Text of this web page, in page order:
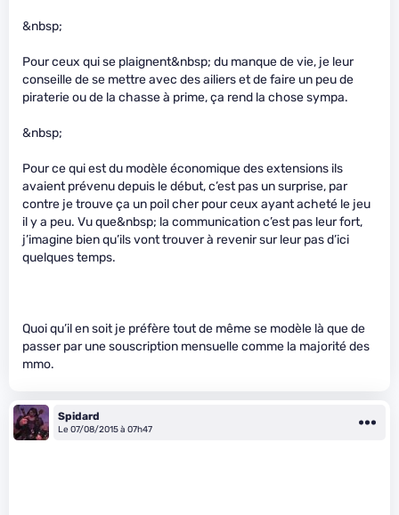
&nbsp;
Pour ceux qui se plaignent&nbsp; du manque de vie, je leur
conseille de se mettre avec des ailiers et de faire un peu de
piraterie ou de la chasse à prime, ça rend la chose sympa.
&nbsp;
Pour ce qui est du modèle économique des extensions ils
avaient prévenu depuis le début, c’est pas un surprise, par
contre je trouve ça un poil cher pour ceux ayant acheté le jeu
il y a peu. Vu que&nbsp; la communication c’est pas leur fort,
j’imagine bien qu’ils vont trouver à revenir sur leur pas d’ici
quelques temps.
Quoi qu’il en soit je préfère tout de même se modèle là que de
passer par une souscription mensuelle comme la majorité des
mmo.
Spidard
Le 07/08/2015 à 07h47